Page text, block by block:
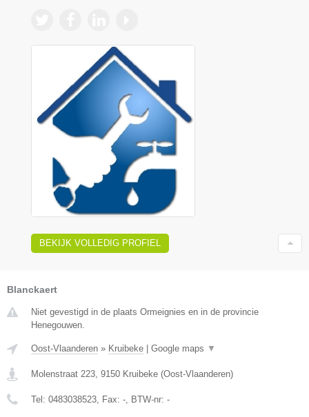
BEKIJK VOLLEDIG PROFIEL
Blanckaert
Niet gevestigd in de plaats Ormeignies en in de provincie
Henegouwen.
Oost-Vlaanderen » Kruibeke Google maps ▼
Molenstraat 223 9150 Kruibeke (Oost-Vlaanderen)
Tel: 0483038523 , Fax: - , BTW-nr: -